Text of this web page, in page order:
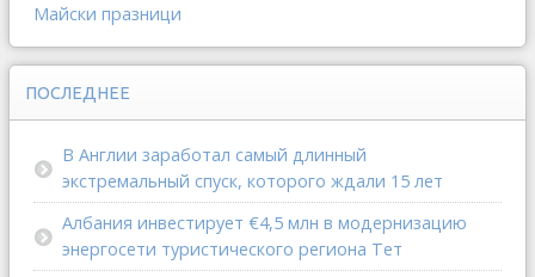
Майски празници
ПОСЛЕДНЕЕ
В Англии заработал самый длинный
экстремальный спуск, которого ждали 15 лет
Албания инвестирует €4,5 млн в модернизацию
энергосети туристического региона Тет